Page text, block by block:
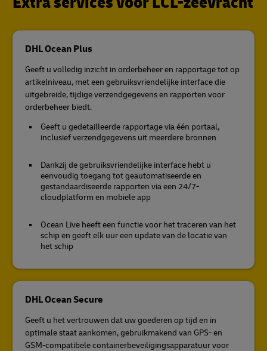
DHL Ocean Plus
Geeft u volledig inzicht in orderbeheer en rapportage tot op
artikelniveau, met een gebruiksvriendelijke interface die
uitgebreide, tijdige verzendgegevens en rapporten voor
orderbeheer biedt.
Geeft u gedetailleerde rapportage via één portaal,
inclusief verzendgegevens uit meerdere bronnen
Dankzij de gebruiksvriendelijke interface hebt u
eenvoudig toegang tot geautomatiseerde en
gestandaardiseerde rapporten via een 24/7-
cloudplatform en mobiele app
Ocean Live heeft een functie voor het traceren van het
schip en geeft elk uur een update van de locatie van
het schip
DHL Ocean Secure
Geeft u het vertrouwen dat uw goederen op tijd en in
optimale staat aankomen, gebruikmakend van GPS- en
GSM-compatibele containerbeveiligingsapparatuur voor